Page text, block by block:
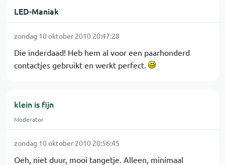
LED-Maniak
zondag 10 oktober 2010 20:47:28
Die inderdaad! Heb hem al voor een paarhonderd
contactjes gebruikt en werkt perfect.
klein is fijn
Moderator
zondag 10 oktober 2010 20:56:45
Oeh, niet duur, mooi tangetje. Alleen, minimaal